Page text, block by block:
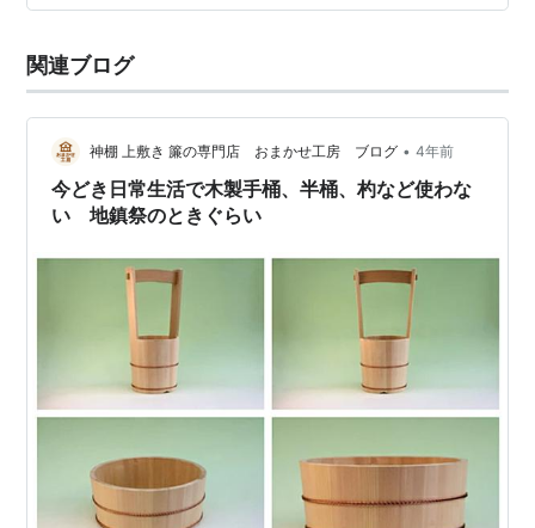
ているはずだから、使い方を知らない人が大勢いる。 ま
り付けてあるだけのものもあるようだけど、こちらのタ
ガは締め付けです、バンバン上にあげて絶妙…
関連ブログ
神棚 上敷き 簾の専門店 おまかせ工房 ブログ • 4年前
今どき日常生活で木製手桶、半桶、杓など使わな
い 地鎮祭のときぐらい